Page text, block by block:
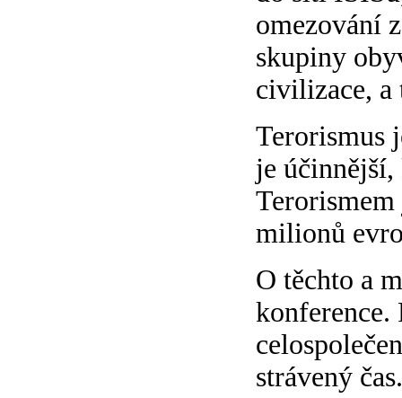
omezování
skupiny
civilizace, a
Terorismus
je
milionů
O těchto a
konference.
strávený čas.